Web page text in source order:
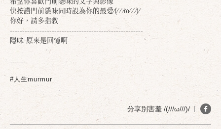
快按讚門前隱味同時設為你的最愛⁄(⁄ ⁄ ⁄ω⁄ ⁄ ⁄)⁄
你好，請多指教
------------------------------------------------------
隱味-原來是回憶啊
#人生murmur
分享別害羞 /(///ω///)/